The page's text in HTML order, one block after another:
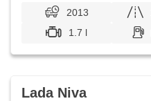
2013
1.7 l
Lada Niva